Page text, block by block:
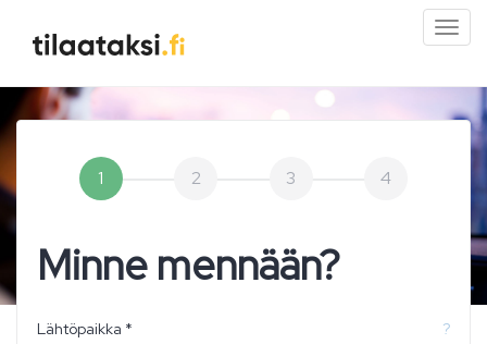
1 2 3 4
Minne mennään?
Lähtöpaikka * ?